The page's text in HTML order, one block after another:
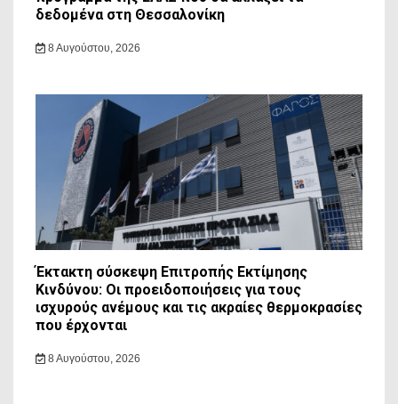
δεδομένα στη Θεσσαλονίκη
8 Αυγούστου, 2026
Έκτακτη σύσκεψη Επιτροπής Εκτίμησης
Κινδύνου: Οι προειδοποιήσεις για τους
ισχυρούς ανέμους και τις ακραίες θερμοκρασίες
που έρχονται
8 Αυγούστου, 2026